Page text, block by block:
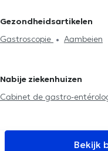
Gastro-enterologisch
Gezondheidsartikelen
Gastroscopie
Aambeien
Nabije ziekenhuizen
Cabinet de gastro-
Centre Synapsis LiègeBekijk